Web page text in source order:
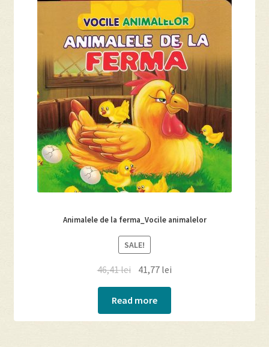
Animalele de la ferma_Vocile animalelor
SALE!
46,41lei 41,77 lei
Read more